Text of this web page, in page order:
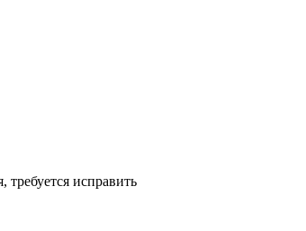
требуется исправить